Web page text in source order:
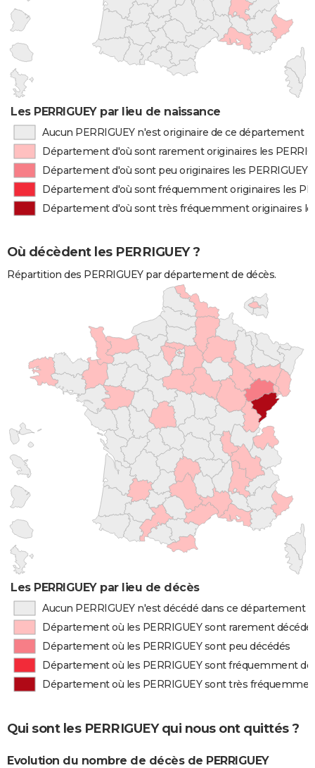
Les PERRIGUEY par lieu de naissance
Aucun PERRIGUEY n'est originaire de ce département
Département d'où sont rarement originaires les
Département d'où sont peu originaires les PERRIGUEY
Département d'où sont fréquemment originaires les
Département d'où sont très fréquemment originaires
Où décèdent les PERRIGUEY ?
Répartition des PERRIGUEY par département de décès.
Les PERRIGUEY par lieu de décès
Aucun PERRIGUEY n'est décédé dans ce département
Département où les PERRIGUEY sont rarement
Département où les PERRIGUEY sont peu décédés
Département où les PERRIGUEY sont fréquemment
Département où les PERRIGUEY sont très
Qui sont les PERRIGUEY qui nous ont quittés ?
Evolution du nombre de décès de PERRIGUEY